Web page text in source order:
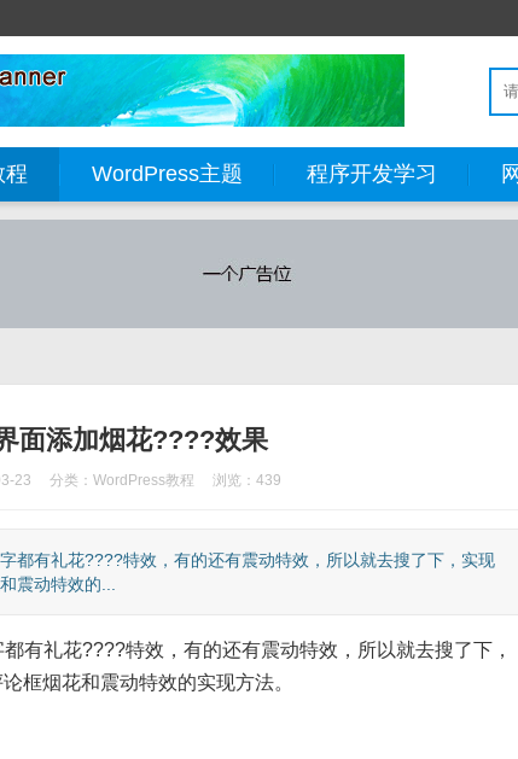
程 WordPress主题 程序开发学习
面添加烟花????效果
23 分类：WordPress教程 浏览：439
都有礼花????特效，有的还有震动特效，所以就去搜了下，实现
震动特效的...
有礼花????特效，有的还有震动特效，所以就去搜了下，
框烟花和震动特效的实现方法。